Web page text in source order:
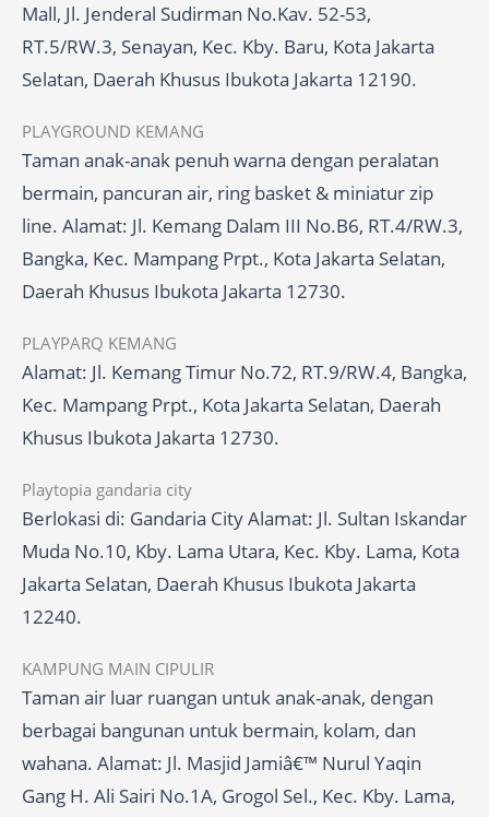
Mall, Jl. Jenderal Sudirman No.Kav. 52-53,
RT.5/RW.3, Senayan, Kec. Kby. Baru, Kota Jakarta
Selatan, Daerah Khusus Ibukota Jakarta 12190.
PLAYGROUND KEMANG
Taman anak-anak penuh warna dengan peralatan
bermain, pancuran air, ring basket & miniatur zip
line. Alamat: Jl. Kemang Dalam III No.B6, RT.4/RW.3,
Bangka, Kec. Mampang Prpt., Kota Jakarta Selatan,
Daerah Khusus Ibukota Jakarta 12730.
PLAYPARQ KEMANG
Alamat: Jl. Kemang Timur No.72, RT.9/RW.4, Bangka,
Kec. Mampang Prpt., Kota Jakarta Selatan, Daerah
Khusus Ibukota Jakarta 12730.
Playtopia gandaria city
Berlokasi di: Gandaria City Alamat: Jl. Sultan Iskandar
Muda No.10, Kby. Lama Utara, Kec. Kby. Lama, Kota
Jakarta Selatan, Daerah Khusus Ibukota Jakarta
12240.
KAMPUNG MAIN CIPULIR
Taman air luar ruangan untuk anak-anak, dengan
berbagai bangunan untuk bermain, kolam, dan
wahana. Alamat: Jl. Masjid Jamiâ€™ Nurul Yaqin
Gang H. Ali Sairi No.1A, Grogol Sel., Kec. Kby. Lama,